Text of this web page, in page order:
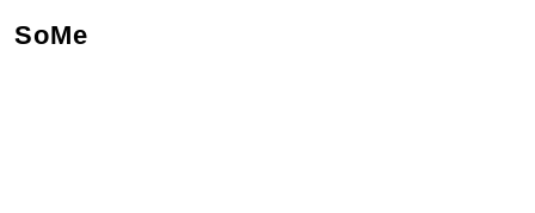
SoMe